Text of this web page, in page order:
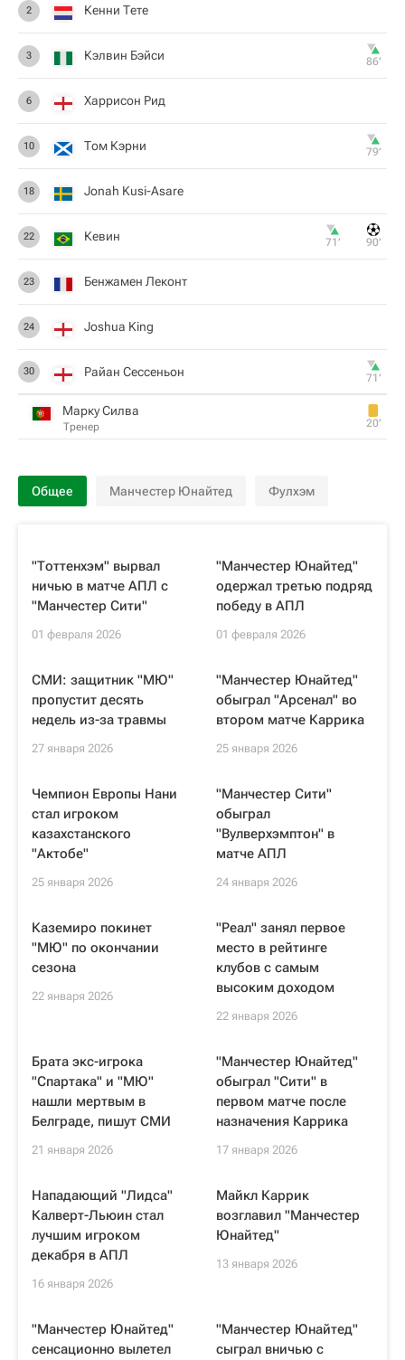
2 Кенни Тете
3 Кэлвин Бэйси 86‎’‎
6 Харрисон Рид
10 Том Кэрни 79‎’‎
18 Jonah Kusi-Asare
22 Кевин 71‎’‎ 90‎’‎
23 Бенжамен Леконт
24 Joshua King
30 Райан Сеcсеньон 71‎’‎
Марку Силва
Тренер 20‎’‎
Общее Манчестер Юнайтед Фулхэм
"Тоттенхэм" вырвал
ничью в матче АПЛ с
"Манчестер Сити"
01 февраля 2026
"Манчестер Юнайтед"
одержал третью подряд
победу в АПЛ
01 февраля 2026
СМИ: защитник "МЮ"
пропустит десять
недель из-за травмы
27 января 2026
"Манчестер Юнайтед"
обыграл "Арсенал" во
втором матче Каррика
25 января 2026
Чемпион Европы Нани
стал игроком
казахстанского
"Актобе"
25 января 2026
"Манчестер Сити"
обыграл
"Вулверхэмптон" в
матче АПЛ
24 января 2026
Каземиро покинет
"МЮ" по окончании
сезона
22 января 2026
"Реал" занял первое
место в рейтинге
клубов с самым
высоким доходом
22 января 2026
Брата экс-игрока
"Спартака" и "МЮ"
нашли мертвым в
Белграде, пишут СМИ
21 января 2026
"Манчестер Юнайтед"
обыграл "Сити" в
первом матче после
назначения Каррика
17 января 2026
Нападающий "Лидса"
Калверт-Льюин стал
лучшим игроком
декабря в АПЛ
16 января 2026
Майкл Каррик
возглавил "Манчестер
Юнайтед"
13 января 2026
"Манчестер Юнайтед"
сенсационно вылетел
"Манчестер Юнайтед"
сыграл вничью с